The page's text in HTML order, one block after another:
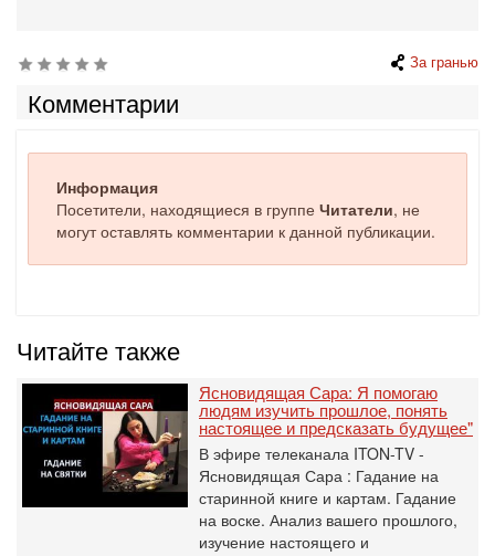
За гранью
Комментарии
Информация
Посетители, находящиеся в группе Читатели, не
могут оставлять комментарии к данной публикации.
Читайте также
Ясновидящая Сара: Я помогаю
людям изучить прошлое, понять
настоящее и предсказать будущее"
В эфире телеканала ITON-TV -
Ясновидящая Сара : Гадание на
старинной книге и картам. Гадание
на воске. Анализ вашего прошлого,
изучение настоящего и